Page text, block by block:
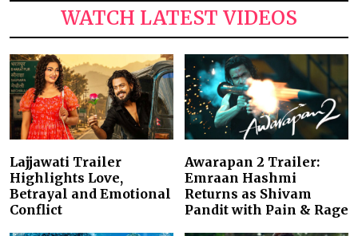
WATCH LATEST VIDEOS
Lajjawati Trailer
Highlights Love,
Betrayal and Emotional
Conflict
Awarapan 2 Trailer:
Emraan Hashmi
Returns as Shivam
Pandit with Pain & Rage